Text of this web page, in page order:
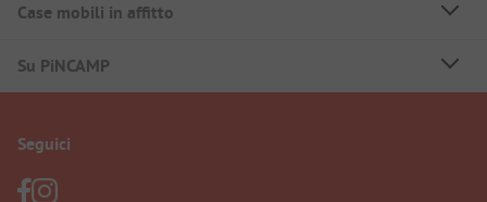
Case mobili in affitto
Su PiNCAMP
Seguici